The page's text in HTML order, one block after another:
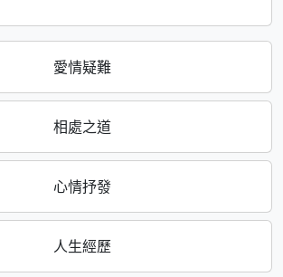
愛情疑難
相處之道
心情抒發
人生經歷